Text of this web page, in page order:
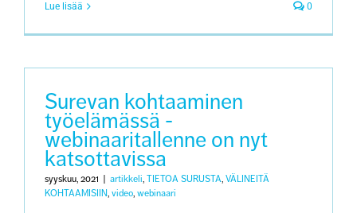
Lue lisää 0
Surevan kohtaaminen
työelämässä -
webinaaritallenne on nyt
katsottavissa
syyskuu, 2021 artikkeli, TIETOA SURUSTA, VÄLINEITÄ
KOHTAAMISIIN, video, webinaari